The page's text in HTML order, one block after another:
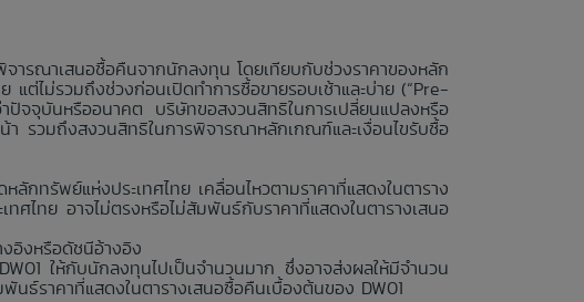
จารณาเสนอซื้อคืนจากนักลงทุน โดยเทียบกับช่วงราคาของหลัก
ต่ไม่รวมถึงช่วงก่อนเปิดทำการซื้อขายรอบเช้าและบ่าย (“Pre-
ปัจจุบันหรืออนาคต บริษัทขอสงวนสิทธิในการเปลี่ยนแปลงหรือ
า รวมถึงสงวนสิทธิในการพิจารณาหลักเกณฑ์และเงื่อนไขรับซื้อ
ลักทรัพย์แห่งประเทศไทย เคลื่อนไหวตามราคาที่แสดงในตาราง
ศไทย อาจไม่ตรงหรือไม่สัมพันธ์กับราคาที่แสดงในตารางเสนอ
อิงหรือดัชนีอ้างอิง
ให้กับนักลงทุนไปเป็นจำนวนมาก ซึ่งอาจส่งผลให้มีจำนวน
นธ์ราคาที่แสดงในตารางเสนอซื้อคืนเบื้องต้นของ DW01